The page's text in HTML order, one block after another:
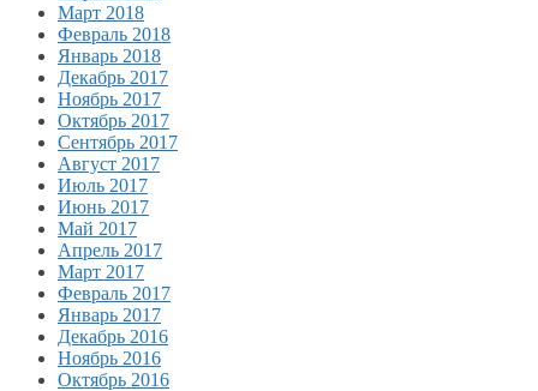
Март 2018
Февраль 2018
Январь 2018
Декабрь 2017
Ноябрь 2017
Октябрь 2017
Сентябрь 2017
Август 2017
Июль 2017
Июнь 2017
Май 2017
Апрель 2017
Март 2017
Февраль 2017
Январь 2017
Декабрь 2016
Ноябрь 2016
Октябрь 2016